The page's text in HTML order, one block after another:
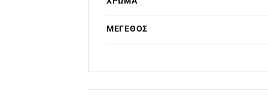
ΜΈΓΕΘΟΣ